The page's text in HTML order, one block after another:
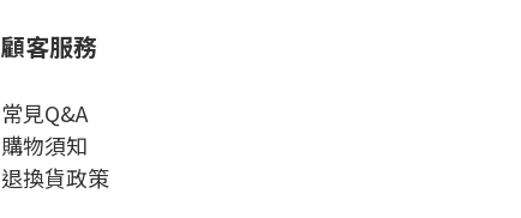
顧客服務
常見Q&A
購物須知
退換貨政策